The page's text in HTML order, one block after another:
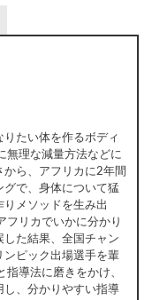
りたい体を作るボディ
無理な減量方法などに
から、アフリカに2年間
グで、身体について猛
メソッドを生み出
フリカでいかに分かり
た結果、全国チャン
ンピック出場選手を輩
指導法に磨きをかけ、
し、分かりやすい指導